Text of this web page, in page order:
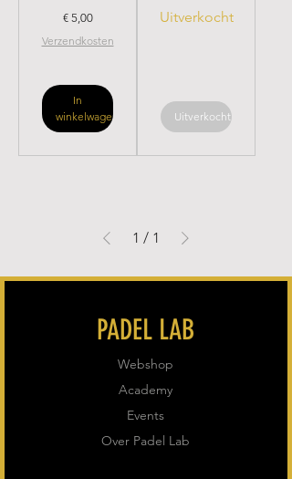
Prijs
€ 5,00
Verzendkosten
In
winkelwagen
Uitverkocht
Uitverkocht
1 / 1
PADEL LAB
Webshop
Academy
Events
Over Padel Lab